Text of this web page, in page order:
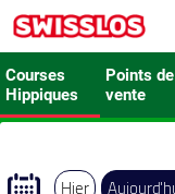
Courses
Hippiques
Points de
vente